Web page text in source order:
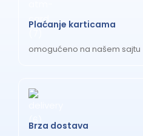
Plaćanje karticama
omogućeno na našem sajtu
Brza dostava